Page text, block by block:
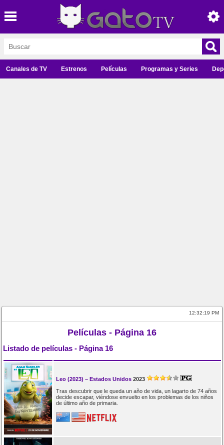
Canales de TV Estrenos Películas Programas y Series
12:32:19 PM
Películas - Página 16
Listado de películas - Página 16
Leo (2023) – Estados Unidos 2023
Tras descubrir que le queda un año de vida, un lagarto de 74 años
decide escapar, viéndose envuelto en los problemas de los niños
de último año de primaria.